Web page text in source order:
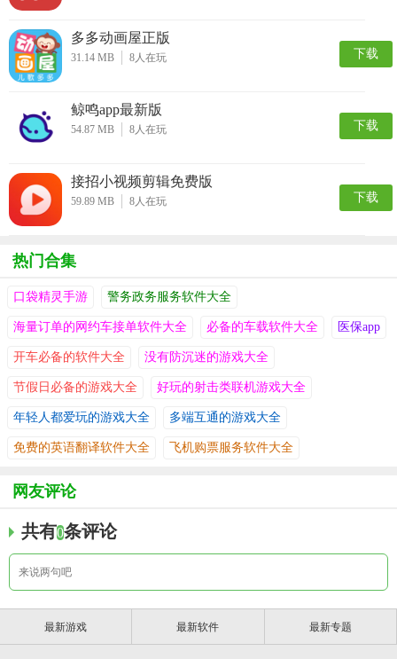
多多动画屋正版
31.14 MB 8人在玩 下载
鲸鸣app最新版
54.87 MB 8人在玩 下载
接招小视频剪辑免费版
59.89 MB 8人在玩 下载
热门合集
口袋精灵手游 警务政务服务软件大全
海量订单的网约车接单软件大全 必备的车载软件大全 医保app
开车必备的软件大全 没有防沉迷的游戏大全
节假日必备的游戏大全 好玩的射击类联机游戏大全
年轻人都爱玩的游戏大全 多端互通的游戏大全
免费的英语翻译软件大全 飞机购票服务软件大全
网友评论
共有0条评论
最新游戏 最新软件 最新专题